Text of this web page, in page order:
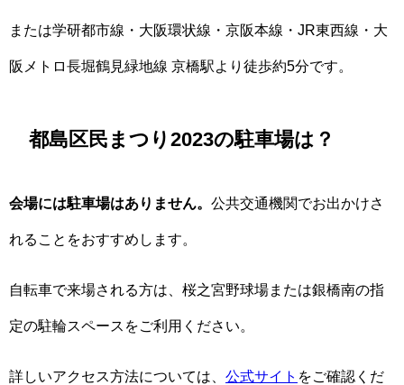
または学研都市線・大阪環状線・京阪本線・JR東西線・大
阪メトロ長堀鶴見緑地線 京橋駅より徒歩約5分です。
都島区民まつり2023の駐車場は？
会場には駐車場はありません。 公共交通機関でお出かけさ
れることをおすすめします。
自転車で来場される方は、桜之宮野球場または銀橋南の指
定の駐輪スペースをご利用ください。
詳しいアクセス方法については、 公式サイト をご確認くだ